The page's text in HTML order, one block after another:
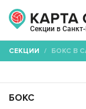
Секции в
СЕКЦИИ / БОКС В
БОКС